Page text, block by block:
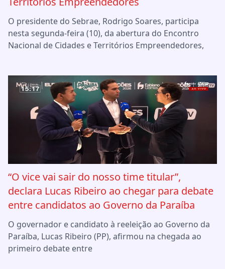
O presidente do Sebrae, Rodrigo Soares, participa
nesta segunda-feira (10), da abertura do Encontro
Nacional de Cidades e Territórios Empreendedores,
“O vice vai sair do nosso time titular”,
declara Lucas Ribeiro ao chegar para debate
entre candidatos ao Governo da Paraíba
O governador e candidato à reeleição ao Governo da
Paraíba, Lucas Ribeiro (PP), afirmou na chegada ao
primeiro debate entre